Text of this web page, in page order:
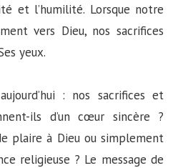
et l’humilité. Lorsque notre
vers Dieu, nos sacrifices
yeux.
: nos sacrifices et
ils d’un cœur sincère ?
plaire à Dieu ou simplement
religieuse ? Le message de